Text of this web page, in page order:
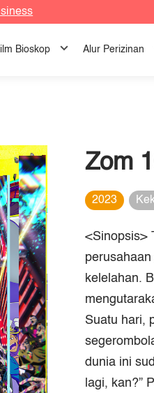
Bioskop Alur Perizinan
Zom
2023
<Sinopsis>
kelelahan.
Suatu hari,
dunia ini
lagi, kan?”